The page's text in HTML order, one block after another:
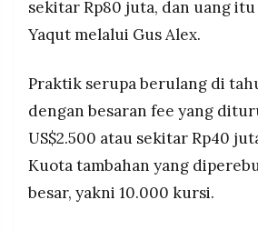
sekitar Rp80 juta, dan uang
Yaqut melalui Gus Alex.
Praktik serupa berulang di
dengan besaran fee yang
US$2.500 atau sekitar Rp40
Kuota tambahan yang
besar, yakni 10.000 kursi.